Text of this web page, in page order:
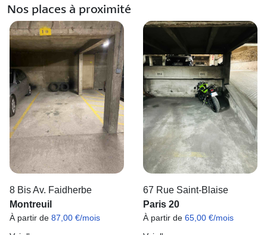
Nos places à proximité
8 Bis Av. Faidherbe
Montreuil
À partir de 87,00 €/mois
67 Rue Saint-Blaise
Paris 20
À partir de 65,00 €/mois